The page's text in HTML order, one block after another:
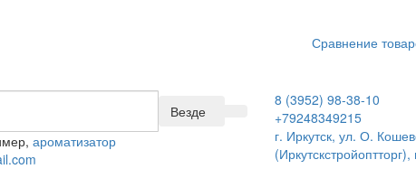
Сравнение
8 (3952) 98-38-10
+79248349215
г. Иркутск, ул. О.
Везде
ароматизатор